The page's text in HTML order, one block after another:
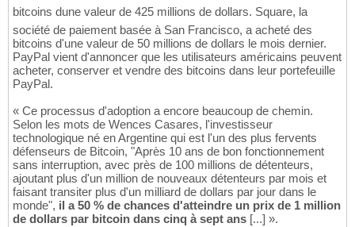
bitcoins dune valeur de 425 millions de dollars. Square, la
société de paiement basée à San Francisco, a acheté des
bitcoins d'une valeur de 50 millions de dollars le mois dernier.
PayPal vient d'annoncer que les utilisateurs américains peuvent
acheter, conserver et vendre des bitcoins dans leur portefeuille
PayPal.
« Ce processus d'adoption a encore beaucoup de chemin.
Selon les mots de Wences Casares, l'investisseur
technologique né en Argentine qui est l'un des plus fervents
défenseurs de Bitcoin, "Après 10 ans de bon fonctionnement
sans interruption, avec près de 100 millions de détenteurs,
ajoutant plus d'un million de nouveaux détenteurs par mois et
faisant transiter plus d'un milliard de dollars par jour dans le
monde", il a 50 % de chances d'atteindre un prix de 1 million
de dollars par bitcoin dans cinq à sept ans [...] ».